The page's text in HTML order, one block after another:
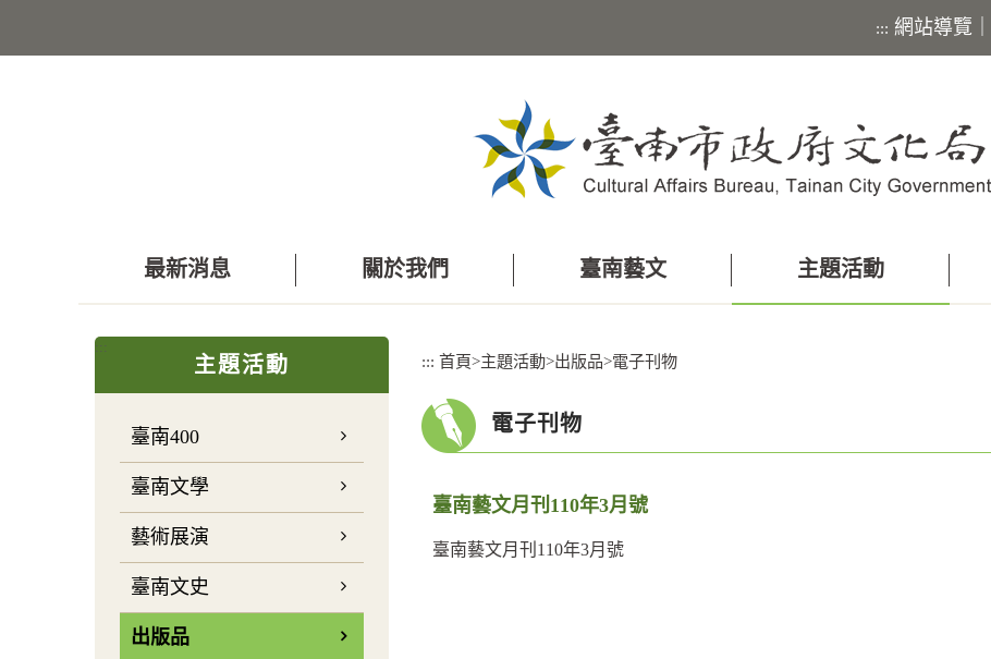
主
::: 網站導覽
最新消息 關於我們 臺南藝文 主題活動
:::
主題活動
臺南400
臺南文學
藝術展演
臺南文史
出版品
::: 首頁>主題活動>出版品>電子刊物
電子刊物
臺南藝文月刊110年3月號
臺南藝文月刊110年3月號